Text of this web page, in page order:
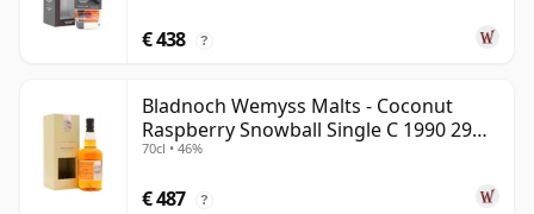
€ 438 ?
Bladnoch Wemyss Malts - Coconut
Raspberry Snowball Single C 1990 29
jaar oud
70cl • 46%
€ 487 ?